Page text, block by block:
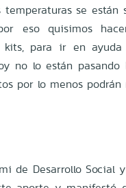
temperaturas se están
eso quisimos
kits, para ir en
no lo están
por lo menos
de Desarrollo Social